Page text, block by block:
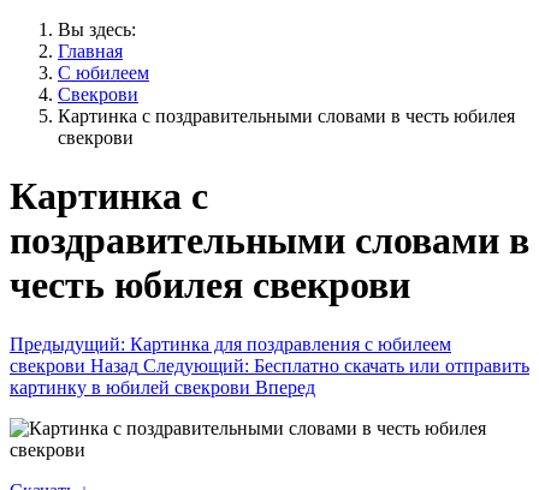
Вы здесь:
Главная
С юбилеем
Свекрови
Картинка с поздравительными словами в честь юбилея
свекрови
Картинка с
поздравительными словами в
честь юбилея свекрови
Предыдущий: Картинка для поздравления с юбилеем
свекрови Назад Следующий: Бесплатно скачать или отправить
картинку в юбилей свекрови Вперед